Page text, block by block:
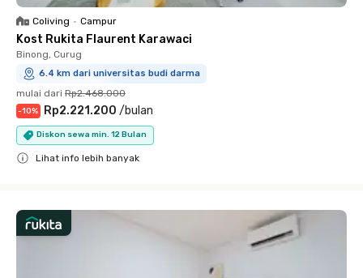
Coliving • Campur
Kost Rukita Flaurent Karawaci
Binong, Curug
6.4 km dari universitas budi darma
mulai dari Rp2.468.000
-10% Rp2.221.200 /bulan
Diskon sewa min. 12 Bulan
Lihat info lebih banyak